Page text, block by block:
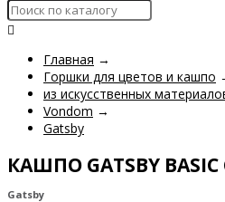
Главная →
Горшки для цветов и кашпо
из искусственных
Vondom →
Gatsby
КАШПО GATSBY BASIC
Gatsby